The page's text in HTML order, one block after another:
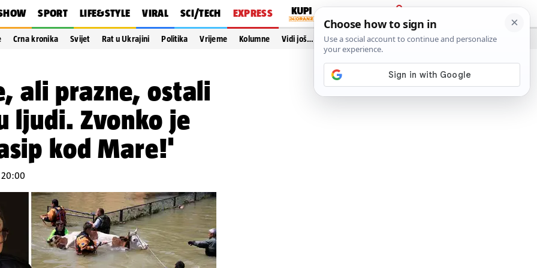
SPORT LIFE&STYLE VIRAL SCI/TECH EXPRESS
PRIJAVA
Crna kronika Svijet Rat u Ukrajini Politika Vrijeme Kolumne Vidi još…
ali prazne, ostali
ljudi. Zvonko je
kod Mare!'
20:00